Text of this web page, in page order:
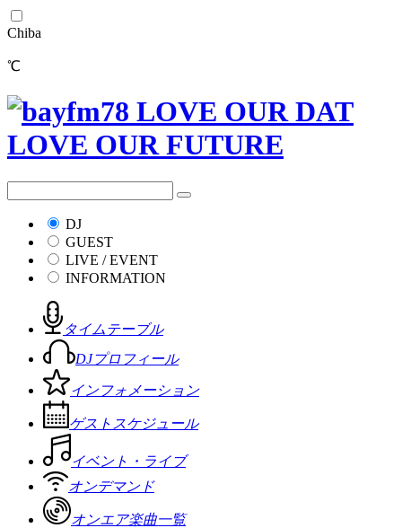
Chiba
℃
DJ
GUEST
LIVE / EVENT
INFORMATION
タイムテーブル
DJプロフィール
インフォメーション
ゲストスケジュール
イベント・ライブ
オンデマンド
オンエア楽曲一覧